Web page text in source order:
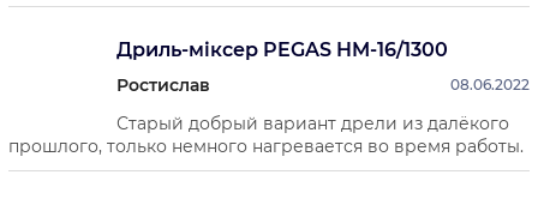
Дриль-міксер PEGAS HM-16/1300
Ростислав 08.06.2022
Старый добрый вариант дрели из далёкого
прошлого, только немного нагревается во время работы.